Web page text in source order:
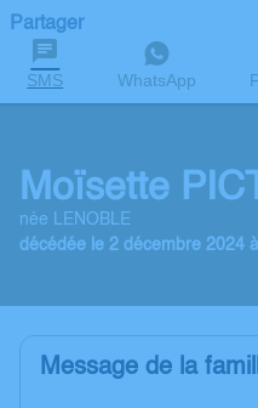
Partager
SMS WhatsApp
Moïsette
née LENOBLE
décédée le 2 décembre 2024
Message de la